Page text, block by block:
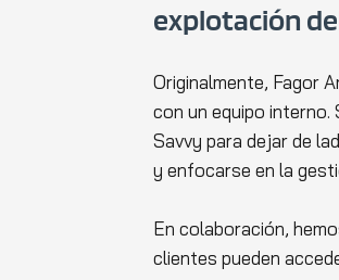
explotación
Originalmente, Fagor
con un equipo interno.
Savvy para dejar de
y enfocarse en la
En colaboración,
clientes pueden